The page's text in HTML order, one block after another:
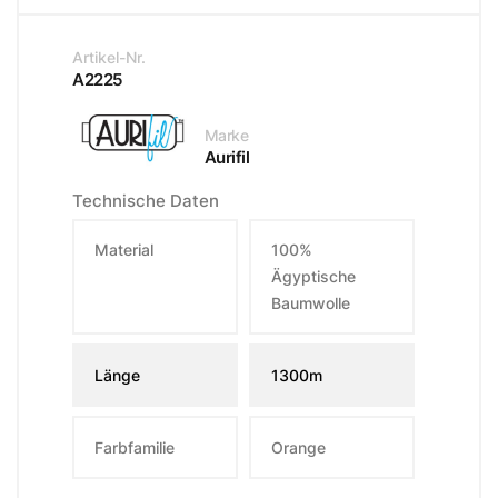
Artikel-Nr.
A2225
Marke
Aurifil
Technische Daten
Material
100%
Ägyptische
Baumwolle
Länge 1300m
Farbfamilie Orange